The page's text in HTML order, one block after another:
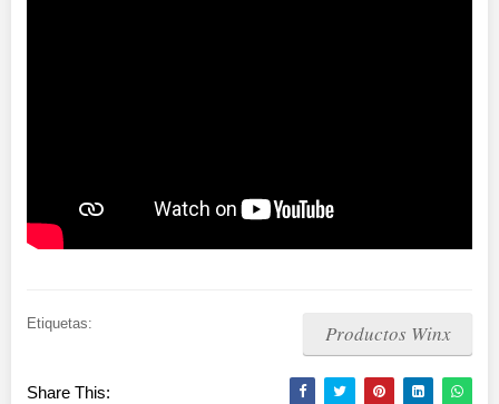
Etiquetas: Productos Winx
Share This: